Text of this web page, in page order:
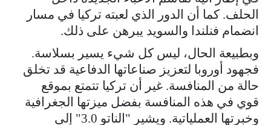
الحلف. كما أن الدور الذي لعبته تركيا في مسار
انضمام فنلندا والسويد يبرهن على ذلك.
وبطبيعة الحال، ليس كل شيء يسير بسلاسة.
فجهود أوروبا لتعزيز صناعاتها الدفاعية قد تخلق
حالة من المنافسة. غير أن تركيا تتمتع بموقع
قوي في هذه المنافسة بفضل ميزتها الجغرافية
وخبرتها العملياتية. ويشير "الناتو 3.0" إلى